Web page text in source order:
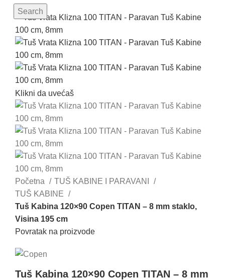
Search
-12%
Klikni da uvećaš
Početna
TUŠ KABINE I PARAVANI
TUŠ KABINE
Tuš Kabina 120×90 Copen TITAN – 8 mm staklo,
Visina 195 cm
Povratak na proizvode
Tuš Kabina 120×90 Copen TITAN – 8 mm